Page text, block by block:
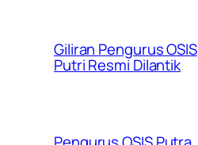
Giliran Pengurus OSIS
Putri Resmi Dilantik